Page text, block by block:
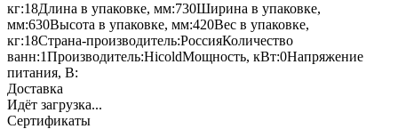
кг:18Длина в упаковке, мм:730Ширина в упаковке,
мм:630Высота в упаковке, мм:420Вес в упаковке,
кг:18Страна-производитель:РоссияКоличество
ванн:1Производитель:HicoldМощность, кВт:0Напряжение
питания, В:
Доставка
Идёт загрузка...
Сертификаты